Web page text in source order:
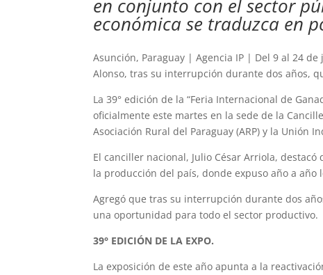
en conjunto con el sector
económica se traduzca en
Asunción, Paraguay | Agencia IP | Del 9 al 24
Alonso, tras su interrupción durante dos años,
La 39° edición de la “Feria Internacional de
oficialmente este martes en la sede de la
Asociación Rural del Paraguay (ARP) y la Unión
El canciller nacional, Julio César Arriola,
la producción del país, donde expuso año a año
Agregó que tras su interrupción durante dos
una oportunidad para todo el sector productivo.
39° EDICIÓN DE LA EXPO.
La exposición de este año apunta a la